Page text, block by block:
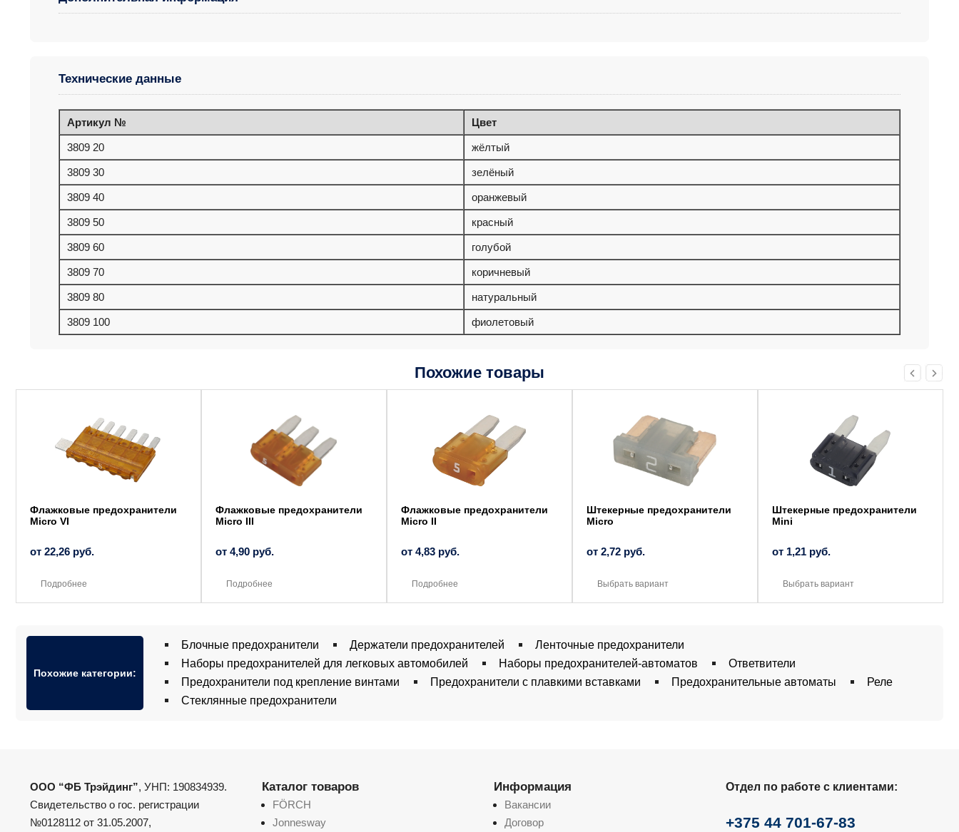
Технические данные
Артикул № Цвет
3809 20 жёлтый
3809 30 зелёный
3809 40 оранжевый
3809 50 красный
3809 60 голубой
3809 70 коричневый
3809 80 натуральный
3809 100 фиолетовый
Похожие товары
Флажковые предохранители
Micro VI
от 22,26 руб.
Подробнее
вариаций.
Флажковые предохранители
Micro III
от 4,90 руб.
Подробнее
вариаций.
Флажковые предохранители
Micro II
от 4,83 руб.
Подробнее
Штекерные предохранители
Micro
от 2,72 руб.
Выбрать вариант
несколько
вариаций.
Штекерные предохранители
Mini
от 1,21 руб.
Выбрать вариант
Похожие категории:
Блочные предохранители Держатели предохранителей
Ленточные предохранители
Наборы предохранителей для легковых автомобилей
Наборы предохранителей-автоматов
Ответвители
Предохранители под крепление винтами
Предохранители с плавкими вставками Предохранительные автоматы
Реле
Стеклянные предохранители
ООО “ФБ Трэйдинг”, УНП: 190834939.
Свидетельство о гос. регистрации
№0128112 от 31.05.2007,
Каталог товаров
FÖRCH
Jonnesway
Информация
Вакансии
Договор
Отдел по работе с клиентами:
+375 44 701-67-83